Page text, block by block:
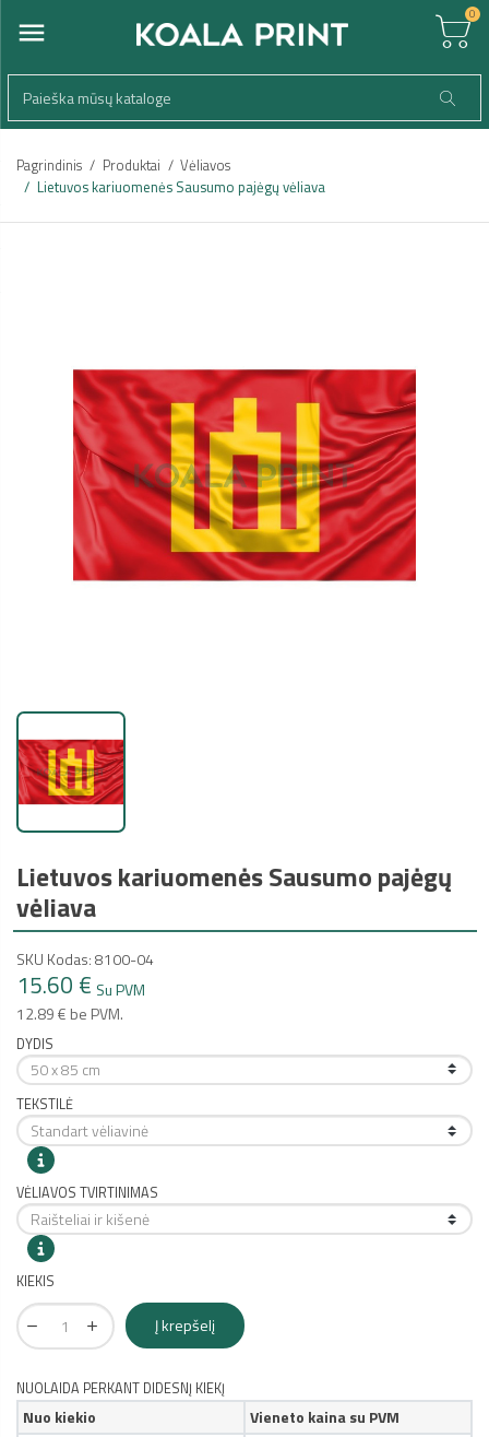
0
Pagrindinis Produktai
Vėliavos
Lietuvos kariuomenės Sausumo pajėgų vėliava
Lietuvos kariuomenės Sausumo pajėgų
vėliava
SKU Kodas: 8100-04
15.60 € Su PVM
12.89 € be PVM.
DYDIS
TEKSTILĖ
VĖLIAVOS TVIRTINIMAS
KIEKIS
Į krepšelį
NUOLAIDA PERKANT DIDESNĮ KIEKĮ
Nuo kiekio
Vieneto kaina su PVM